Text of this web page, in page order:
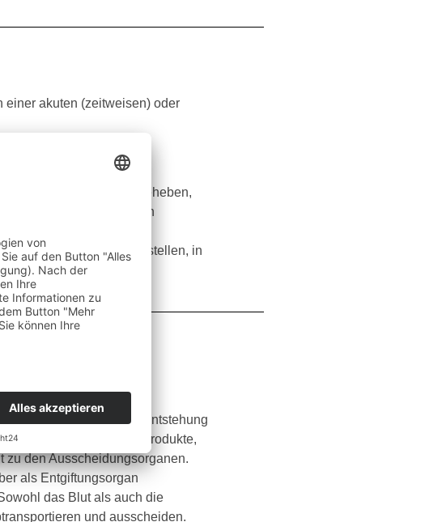
einer akuten (zeitweisen) oder
zum einen über die
oder Dermatosen
von Basenpräparaten beheben,
Ausleitungsorgane durch
unsere Nieren
Belastung sehr gut feststellen, in
Ausscheidung und die Entstehung
Stoffwechselendprodukte,
zu den Ausscheidungsorganen.
als Entgiftungsorgan
das Blut als auch die
und ausscheiden.